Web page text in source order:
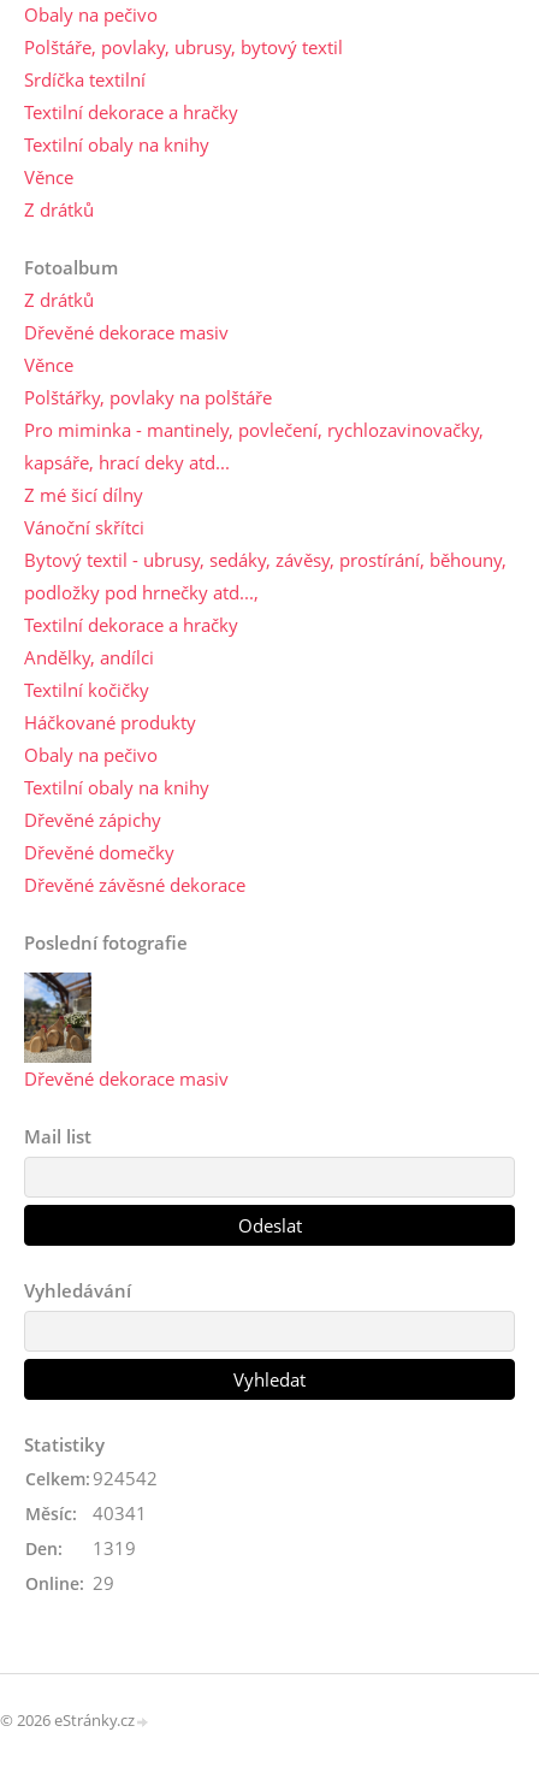
Obaly na pečivo
Polštáře, povlaky, ubrusy, bytový textil
Srdíčka textilní
Textilní dekorace a hračky
Textilní obaly na knihy
Věnce
Z drátků
Fotoalbum
Z drátků
Dřevěné dekorace masiv
Věnce
Polštářky, povlaky na polštáře
Pro miminka - mantinely, povlečení, rychlozavinovačky,
kapsáře, hrací deky atd...
Z mé šicí dílny
Vánoční skřítci
Bytový textil - ubrusy, sedáky, závěsy, prostírání, běhouny,
podložky pod hrnečky atd...,
Textilní dekorace a hračky
Andělky, andílci
Textilní kočičky
Háčkované produkty
Obaly na pečivo
Textilní obaly na knihy
Dřevěné zápichy
Dřevěné domečky
Dřevěné závěsné dekorace
Poslední fotografie
Dřevěné dekorace masiv
Mail list
Vyhledávání
Statistiky
Online: 29
Celkem: 924542
Měsíc: 40341
Den: 1319
© 2026 eStránky.cz